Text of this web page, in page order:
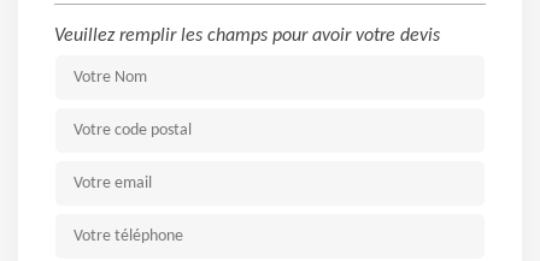
Veuillez remplir les champs pour avoir votre devis